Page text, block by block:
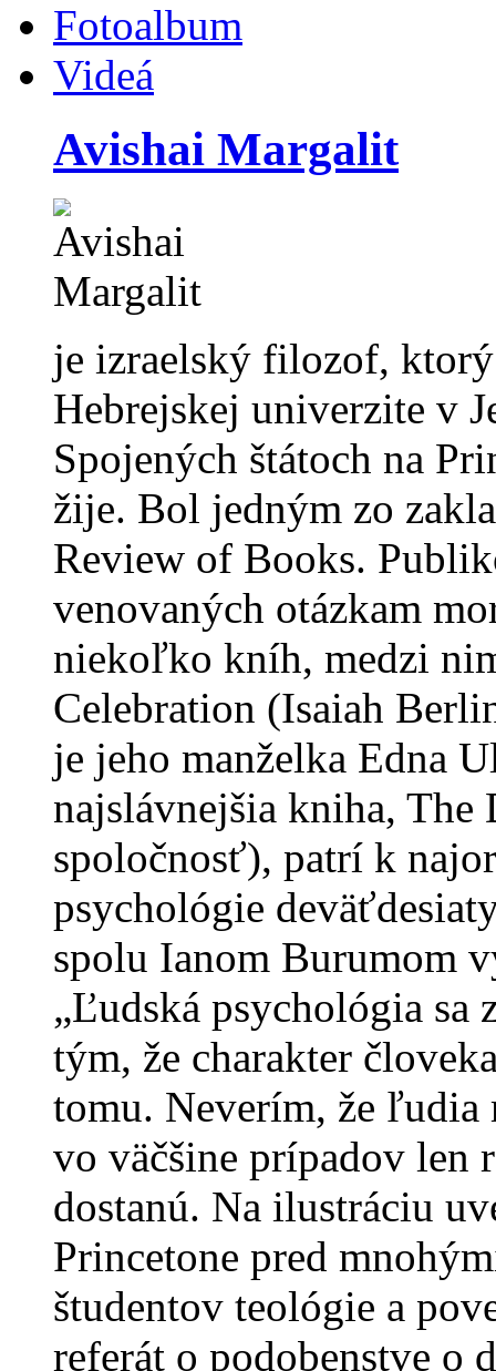
Fotoalbum
Videá
Avishai Margalit
je izraelský filozof,
Hebrejskej univerzite v
Spojených štátoch na
žije. Bol jedným zo
Review of Books.
venovaných otázkam
niekoľko kníh, medzi
Celebration (Isaiah
je jeho manželka Edna
najslávnejšia kniha, The
spoločnosť), patrí k
psychológie
spolu Ianom Burumom
„Ľudská psychológia
tým, že charakter
tomu. Neverím, že ľudia
vo väčšine prípadov len
dostanú. Na ilustráciu
Princetone pred
študentov teológie a
referát o podobenstve o